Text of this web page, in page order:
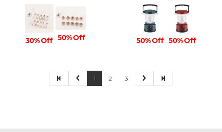
30% Off 50% Off 50% Off 50% Off
1 2 3